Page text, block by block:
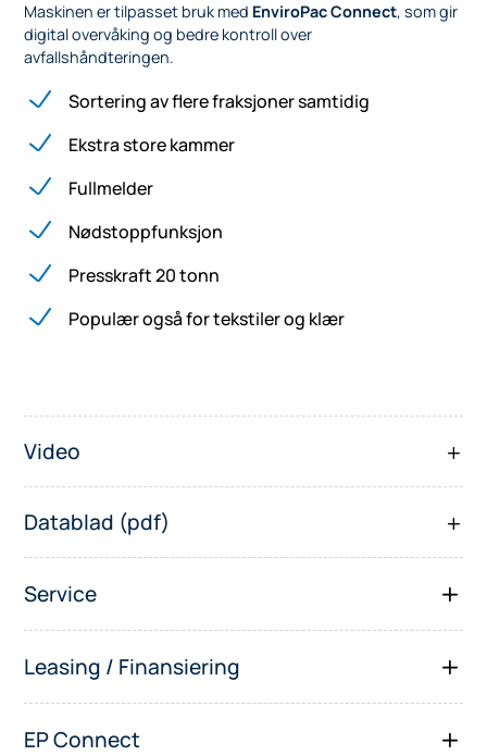
Maskinen er tilpasset bruk med EnviroPac Connect, som gir
digital overvåking og bedre kontroll over
avfallshåndteringen.
Sortering av flere fraksjoner samtidig
Ekstra store kammer
Fullmelder
Nødstoppfunksjon
Presskraft 20 tonn
Populær også for tekstiler og klær
Video
Datablad (pdf)
Service
Leasing / Finansiering
EP Connect